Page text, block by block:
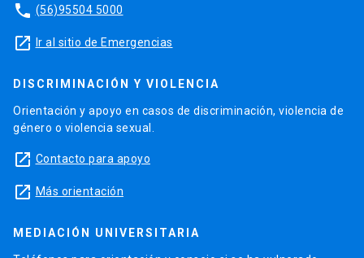
phone (56)95504 5000
launch Ir al sitio de Emergencias
DISCRIMINACIÓN Y VIOLENCIA
Orientación y apoyo en casos de discriminación, violencia de
género o violencia sexual.
launch Contacto para apoyo
launch Más orientación
MEDIACIÓN UNIVERSITARIA